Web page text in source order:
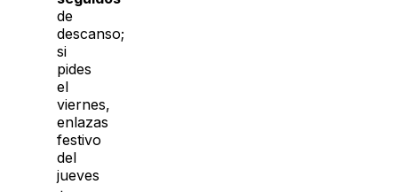
de
descanso;
si
pides
el
viernes,
enlazas
festivo
del
jueves